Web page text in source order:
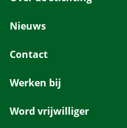
Nieuws
Contact
Werken bij
Word vrijwilliger